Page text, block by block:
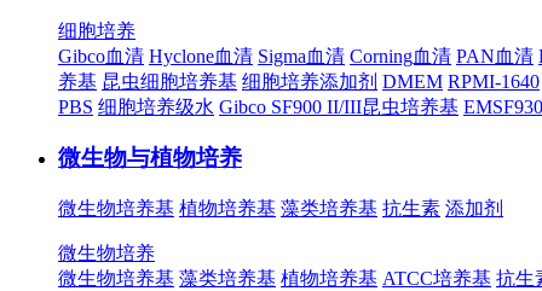
细胞培养
Gibco血清 Hyclone血清 Sigma血清 Corning血清 PAN血清
养基 昆虫细胞培养基 细胞培养添加剂 DMEM RPMI-1640
PBS 细胞培养级水 Gibco SF900 II/III昆虫培养基
微生物与植物培养
微生物培养基 植物培养基 藻类培养基 抗生素 添加剂
微生物培养
微生物培养基 藻类培养基 植物培养基 ATCC培养基 抗生